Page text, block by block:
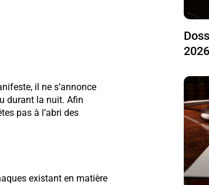
il ne s’annonce
durant la nuit. Afin
pas à l’abri des
existant en matière
2026